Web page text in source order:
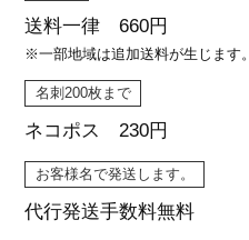
送料一律 660円
※一部地域は追加送料が生じます。
名刺200枚まで
ネコポス 230円
お客様名で発送します。
代行発送手数料無料